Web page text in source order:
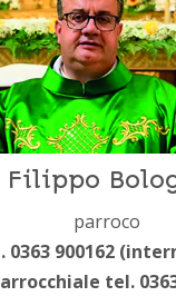
Filippo
parroco
0363 900162
tel.